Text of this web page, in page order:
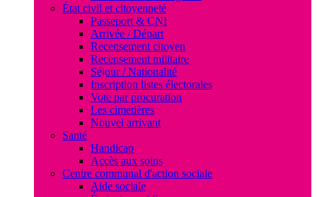
État civil et citoyenneté
Passeport & CNI
Arrivée / Départ
Recensement citoyen
Recensement militaire
Séjour / Nationalité
Inscription listes électorales
Vote par procuration
Les cimetières
Nouvel arrivant
Santé
Handicap
Accès aux soins
Centre communal d'action sociale
Aide sociale